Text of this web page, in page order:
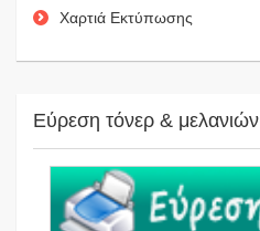
Χαρτιά Εκτύπωσης
Εύρεση τόνερ & μελανιών